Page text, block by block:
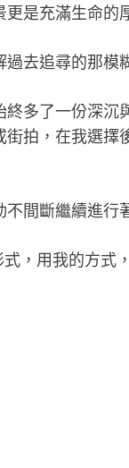
更是充滿生命的
去追尋的那模
多了一份深沉
街拍，在我選
間斷繼續進行
，用我的方式，